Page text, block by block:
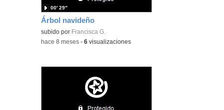
Árbol navideño
subido por Francisca G.
00′ 29″
-hace 8 meses -6 visualizaciones